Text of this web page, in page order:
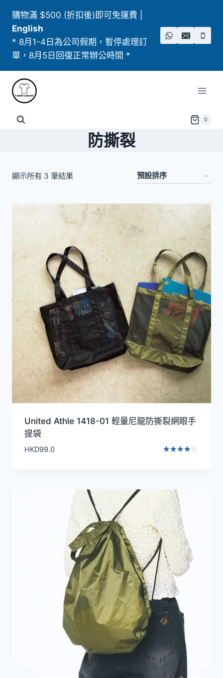
content
購物滿 $500 (折扣後)即可免運費
English
* 8月1-4日為公司假期，暫停處理訂
單，8月5日回復正常辦公時間 *
0
防撕裂
顯示所有 3 筆結果
United Athle 1418-01 輕量尼龍防撕裂網眼手
提袋
HKD99.0